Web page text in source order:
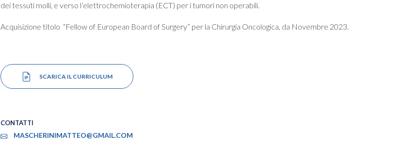
dei tessuti molli, e verso l’elettrochemioterapia (ECT) per i tumori non operabili.
Acquisizione titolo “Fellow of European Board of Surgery” per la Chirurgia Oncologica, da Novembre 2023.
SCARICA IL CURRICULUM
CONTATTI
MASCHERINIMATTEO@GMAIL.COM